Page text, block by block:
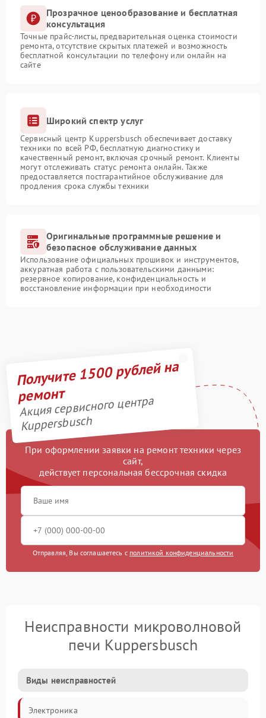
Прозрачное ценообразование и бесплатная
консультация
Точные прайс-листы, предварительная оценка стоимости
ремонта, отсутствие скрытых платежей и возможность
бесплатной консультации по телефону или онлайн на
сайте
Широкий спектр услуг
Сервисный центр Kuppersbusch обеспечивает доставку
техники по всей РФ, бесплатную диагностику и
качественный ремонт, включая срочный ремонт. Клиенты
могут отслеживать статус ремонта онлайн. Также
предоставляется постгарантийное обслуживание для
продления срока службы техники
Оригинальные программные решение и
безопасное обслуживание данных
Использование официальных прошивок и инструментов,
аккуратная работа с пользовательскими данными:
резервное копирование, конфиденциальность и
восстановление информации при необходимости
Получите 1500 рублей на
ремонт
Акция сервисного центра
Kuppersbusch
При оформлении заявки на ремонт техники через
сайт,
действует персональная бессрочная скидка
Отправляя, Вы соглашаетесь с политикой конфиденциальности
Неисправности микроволновой
печи Kuppersbusch
Виды неисправностей
Электроника